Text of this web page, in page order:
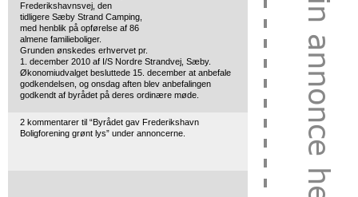
Frederikshavnsvej, den
tidligere Sæby Strand Camping,
med henblik på opførelse af 86
almene familieboliger.
Grunden ønskedes erhvervet pr.
1. december 2010 af I/S Nordre Strandvej, Sæby.
Økonomiudvalget besluttede 15. december at anbefale
godkendelsen, og onsdag aften blev anbefalingen
godkendt af byrådet på deres ordinære møde.
2 kommentarer til “Byrådet gav Frederikshavn
Boligforening grønt lys” under annoncerne.